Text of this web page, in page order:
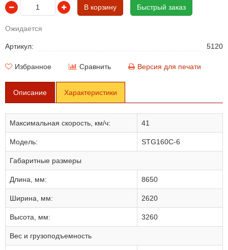
В корзину Быстрый заказ
Ожидается
Артикул: 5120
Избранное Сравнить Версия для печати
Описание Характеристики
Максимальная скорость, км/ч: 41
Модель: STG160C-6
Габаритные размеры
Длина, мм: 8650
Ширина, мм: 2620
Высота, мм: 3260
Вес и грузоподъемность